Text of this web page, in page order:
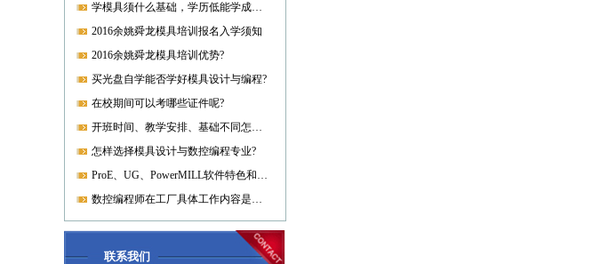
学模具须什么基础，学历低能学成就业吗?
2016余姚舜龙模具培训报名入学须知
2016余姚舜龙模具培训优势?
买光盘自学能否学好模具设计与编程?
在校期间可以考哪些证件呢?
开班时间、教学安排、基础不同怎样开课?
怎样选择模具设计与数控编程专业?
ProE、UG、PowerMILL软件特色和优势?
数控编程师在工厂具体工作内容是什么?
联系我们